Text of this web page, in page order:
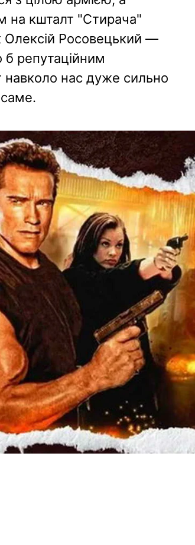
на кшталт "Стирача"
Олексій Росовецький —
б репутаційним
навколо нас дуже сильно